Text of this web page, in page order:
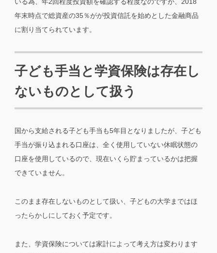
年末時点で総資産の35％がが投資信託を始めとした金融商品
に割り当てられています。
子ども手当と学資保険は存在し
ないものとして扱う
国から支給される子ども手当も5年目となりましたが、子ども
手当が振り込まれる口座は、全く使用していない休眠状態の
口座を使用しているので、現在いくら貯まっているかは把握
できていません。
このまま存在しないものとして扱い、子どもの大学まではほ
ったらかしにしておく予定です。
また、学資保険については家計によって考え方は変わります